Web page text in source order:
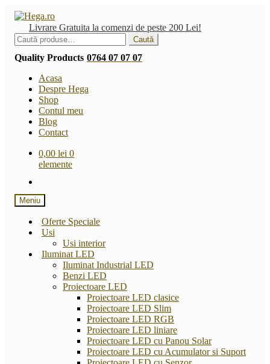
Sari
navigare
Sari
conținut
Livrare Gratuita la comenzi de peste 200 Lei!
Caută
după:
Caută
Quality Products 0764 07 07 07
Acasa
Despre Hega
Shop
Contul meu
Blog
Contact
0,00 lei 0
elemente
Meniu
Oferte Speciale
Usi
Usi interior
Iluminat LED
Iluminat Industrial LED
Benzi LED
Proiectoare LED
Proiectoare LED clasice
Proiectoare LED Slim
Proiectoare LED RGB
Proiectoare LED liniare
Proiectoare LED cu Panou Solar
Proiectoare LED cu Acumulator si Suport